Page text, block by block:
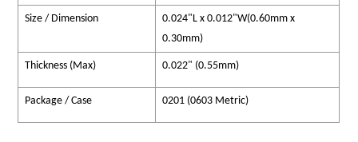
Size / Dimension
0.024"L x 0.012"W(0.60mm x
0.30mm)
Thickness (Max) 0.022" (0.55mm)
Package / Case 0201 (0603 Metric)